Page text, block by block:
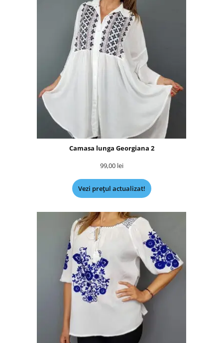
Camasa lunga Georgiana 2
99,00 lei
Vezi prețul actualizat!